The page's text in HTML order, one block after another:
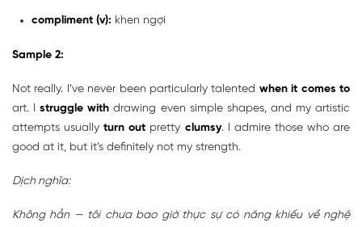
compliment (v): khen ngợi
Sample 2:
Not really. I’ve never been particularly talented when it comes to
art. Istruggle with drawing even simple shapes, and my artistic
attempts usuallyturn out pretty clumsy. I admire those who are
good at it, but it’s definitely not my strength.
Dịch nghĩa:
Không hẳn — tôi chưa bao giờ thực sự có năng khiếu về nghệ